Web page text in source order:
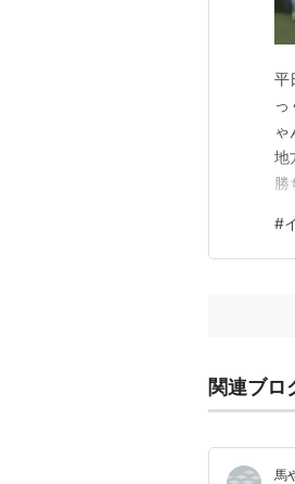
平
っ
ゃ
地
勝
ノ
ω
#
関連ブロ
馬